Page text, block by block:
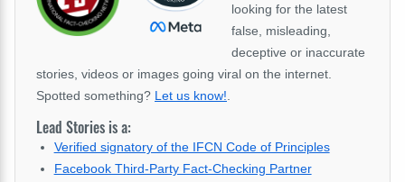
looking for the latest
false, misleading,
deceptive or inaccurate
stories, videos or images going viral on the internet.
Spotted something? Let us know!.
Lead Stories is a:
Verified signatory of the IFCN Code of Principles
Facebook Third-Party Fact-Checking Partner